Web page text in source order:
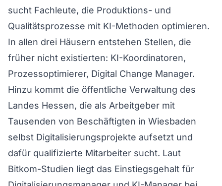
sucht Fachleute, die Produktions- und
Qualitätsprozesse mit KI-Methoden optimieren.
In allen drei Häusern entstehen Stellen, die
früher nicht existierten: KI-Koordinatoren,
Prozessoptimierer, Digital Change Manager.
Hinzu kommt die öffentliche Verwaltung des
Landes Hessen, die als Arbeitgeber mit
Tausenden von Beschäftigten in Wiesbaden
selbst Digitalisierungsprojekte aufsetzt und
dafür qualifizierte Mitarbeiter sucht. Laut
Bitkom-Studien liegt das Einstiegsgehalt für